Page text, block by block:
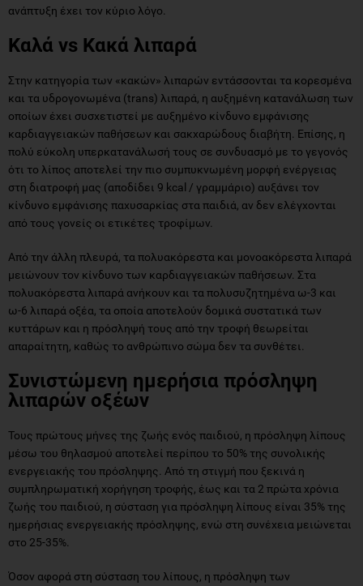
ανάπτυξη έχει τον κύριο λόγο.
Καλά vs Κακά λιπαρά
Στην κατηγορία των «κακών» λιπαρών εντάσσονται τα κορεσμένα
και τα υδρογονωμένα (trans) λιπαρά, η αυξημένη κατανάλωση των
οποίων έχει συσχετιστεί με αυξημένο κίνδυνο εμφάνισης
καρδιαγγειακών παθήσεων και σακχαρώδους διαβήτη. Επίσης, η
πολύ εύκολη υπερκατανάλωσή τους σε συνδυασμό με το γεγονός
ότι το λίπος αποτελεί την πιο συμπυκνωμένη μορφή ενέργειας
στη διατροφή μας (αποδίδει 9 kcal / γραμμάριο) αυξάνει τον
κίνδυνο εμφάνισης παχυσαρκίας στα παιδιά, αν δεν ελέγχονται
από τους γονείς οι ετικέτες τροφίμων.
Από την άλλη πλευρά, τα πολυακόρεστα και μονοακόρεστα λιπαρά
μειώνουν τον κίνδυνο των καρδιαγγειακών παθήσεων. Στα
πολυακόρεστα λιπαρά ανήκουν και τα πολυσυζητημένα ω-3 και
ω-6 λιπαρά οξέα, τα οποία αποτελούν δομικά συστατικά των
κυττάρων και η πρόσληψή τους από την τροφή θεωρείται
απαραίτητη, καθώς το ανθρώπινο σώμα δεν τα συνθέτει.
Συνιστώμενη ημερήσια πρόσληψη
λιπαρών οξέων
Τους πρώτους μήνες της ζωής ενός παιδιού, η πρόσληψη λίπους
μέσω του θηλασμού αποτελεί περίπου το 50% της συνολικής
ενεργειακής του πρόσληψης. Από τη στιγμή που ξεκινά η
συμπληρωματική χορήγηση τροφής, έως και τα 2 πρώτα χρόνια
ζωής του παιδιού, η σύσταση για πρόσληψη λίπους είναι 35% της
ημερήσιας ενεργειακής πρόσληψης, ενώ στη συνέχεια μειώνεται
στο 25-35%.
Όσον αφορά στη σύσταση του λίπους, η πρόσληψη των